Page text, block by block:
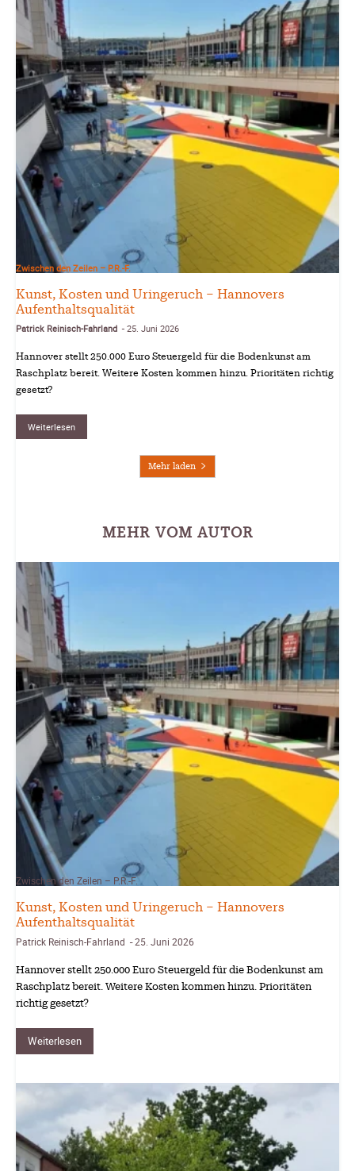
Zwischen den Zeilen – P.R.-F.
Kunst, Kosten und Uringeruch – Hannovers
Aufenthaltsqualität
Patrick Reinisch-Fahrland - 25. Juni 2026
Hannover stellt 250.000 Euro Steuergeld für die Bodenkunst am
Raschplatz bereit. Weitere Kosten kommen hinzu. Prioritäten richtig
gesetzt?
Weiterlesen
Mehr laden
MEHR VOM AUTOR
Zwischen den Zeilen – P.R.-F.
Kunst, Kosten und Uringeruch – Hannovers
Aufenthaltsqualität
Patrick Reinisch-Fahrland -25. Juni 2026
Hannover stellt 250.000 Euro Steuergeld für die Bodenkunst am
Raschplatz bereit. Weitere Kosten kommen hinzu. Prioritäten
richtig gesetzt?
Weiterlesen